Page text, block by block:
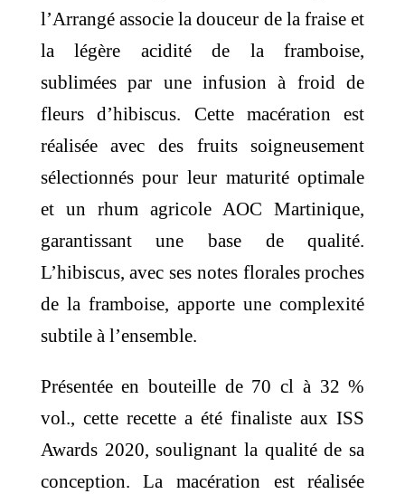
l’Arrangé associe la douceur de la fraise et
la légère acidité de la framboise,
sublimées par une infusion à froid de
fleurs d’hibiscus.
Cette macération est
réalisée avec des fruits soigneusement
sélectionnés pour leur maturité optimale
et un rhum agricole AOC Martinique,
garantissant une base de qualité.
L’hibiscus, avec ses notes florales proches
de la framboise, apporte une complexité
subtile à l’ensemble.
Présentée en bouteille de 70 cl à 32 %
vol., cette recette a été finaliste aux ISS
Awards 2020, soulignant la qualité de sa
conception.
La macération est réalisée